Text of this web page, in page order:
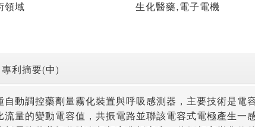
領域 生化醫藥,電子電機
利摘要(中)
自動調控藥劑量霧化裝置與呼吸感測器，主要技術是電
流量的變動電容值，共振電路並聯該電容式電極產生一